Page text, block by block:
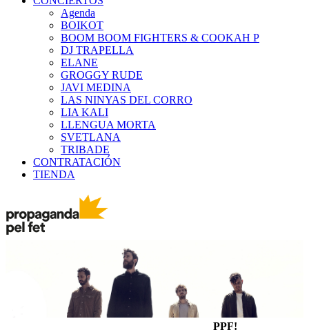
Agenda
BOIKOT
BOOM BOOM FIGHTERS & COOKAH P
DJ TRAPELLA
ELANE
GROGGY RUDE
JAVI MEDINA
LAS NINYAS DEL CORRO
LIA KALI
LLENGUA MORTA
SVETLANA
TRIBADE
CONTRATACIÓN
TIENDA
PPF!